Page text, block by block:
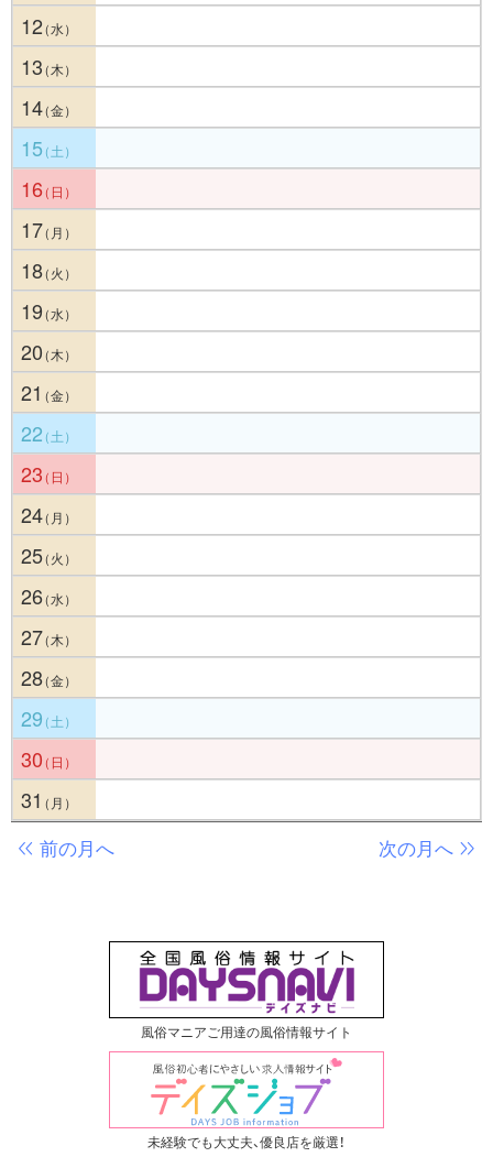
12
13
14
15
16
17
18
19
20
21
22
23
24
25
26
27
28
29
30
31
前の月へ 次の月へ
風俗マニアご用達の風俗情報サイト
未経験でも大丈夫、優良店を厳選！